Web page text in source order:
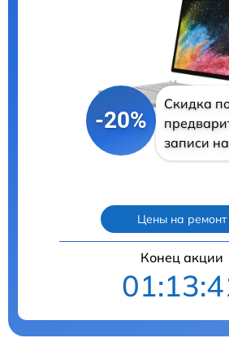
-20%
Скидка
записи
Цены на ремонт
Конец акции